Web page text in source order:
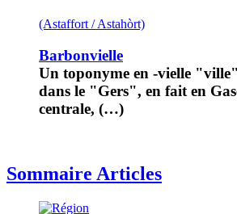
(Astaffort / Astahòrt)
Barbonvielle
Un toponyme en -vielle
dans le "Gers", en fait en
centrale, (…)
Sommaire Articles